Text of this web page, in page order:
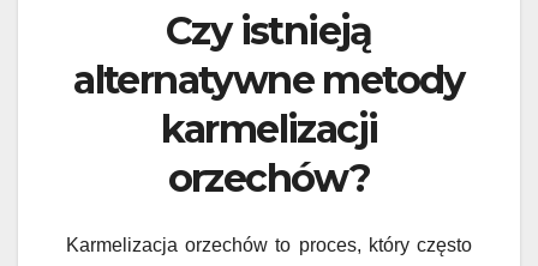
Czy istnieją
alternatywne metody
karmelizacji
orzechów?
Karmelizacja orzechów to proces, który często